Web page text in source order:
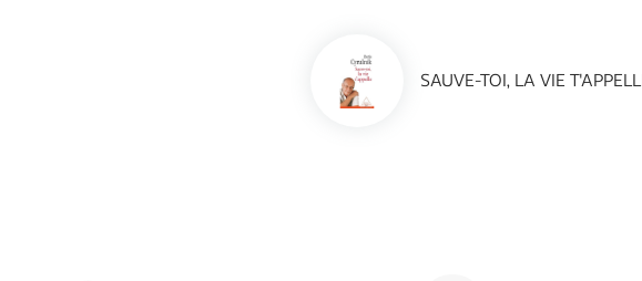
SAUVE-TOI, LA VIE